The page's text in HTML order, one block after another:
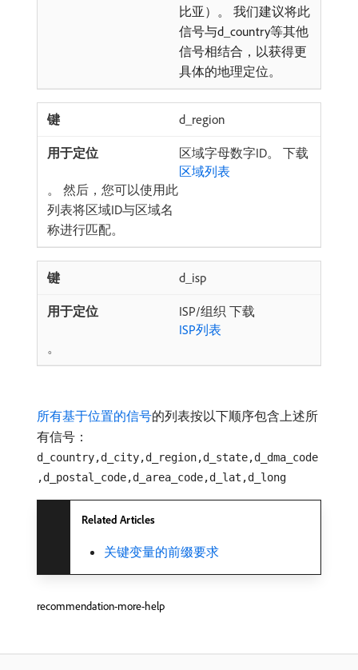
比亚）。 我们建议将此
信号与d_country等其他
信号相结合，以获得更
具体的地理定位。
d_region
区域字母数字ID。 下载
区域列表
。 然后，您可以使用此
列表将区域ID与区域名
称进行匹配。
d_isp
ISP/组织 下载
ISP列表
。
所有基于位置的信号的列表按以下顺序包含上述所
有信号：
d_country,d_city,d_region,d_state,d_dma_code
,d_postal_code,d_area_code,d_lat,d_long
Related Articles
关键变量的前缀要求
recommendation-more-help